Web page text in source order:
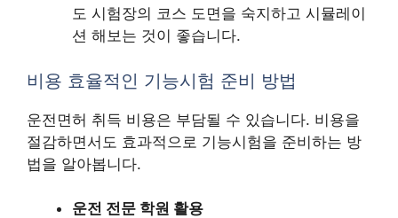
도 시험장의 코스 도면을 숙지하고 시뮬레이
션 해보는 것이 좋습니다.
비용 효율적인 기능시험 준비 방법
운전면허 취득 비용은 부담될 수 있습니다. 비용을
절감하면서도 효과적으로 기능시험을 준비하는 방
법을 알아봅니다.
운전 전문 학원 활용